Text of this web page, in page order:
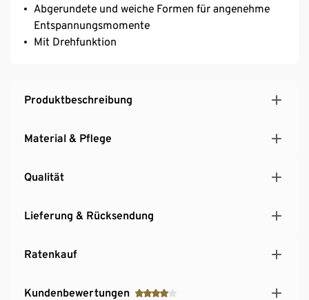
Abgerundete und weiche Formen für angenehme
Entspannungsmomente
Mit Drehfunktion
Produktbeschreibung
Material & Pflege
Qualität
Lieferung & Rücksendung
Ratenkauf
Kundenbewertungen